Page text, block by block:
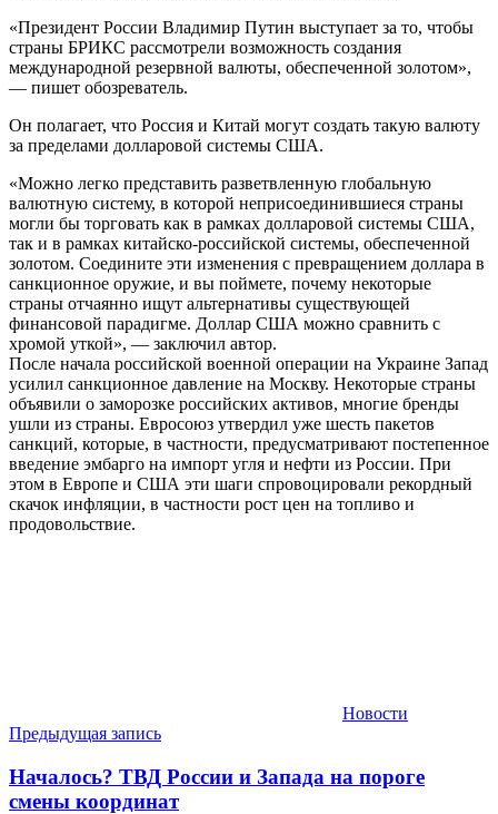
«Президент России Владимир Путин выступает за то, чтобы
страны БРИКС рассмотрели возможность создания
международной резервной валюты, обеспеченной золотом»,
— пишет обозреватель.
Он полагает, что Россия и Китай могут создать такую валюту
за пределами долларовой системы США.
«Можно легко представить разветвленную глобальную
валютную систему, в которой неприсоединившиеся страны
могли бы торговать как в рамках долларовой системы США,
так и в рамках китайско-российской системы, обеспеченной
золотом. Соедините эти изменения с превращением доллара в
санкционное оружие, и вы поймете, почему некоторые
страны отчаянно ищут альтернативы существующей
финансовой парадигме. Доллар США можно сравнить с
хромой уткой», — заключил автор.
После начала российской военной операции на Украине Запад
усилил санкционное давление на Москву. Некоторые страны
объявили о заморозке российских активов, многие бренды
ушли из страны. Евросоюз утвердил уже шесть пакетов
санкций, которые, в частности, предусматривают постепенное
введение эмбарго на импорт угля и нефти из России. При
этом в Европе и США эти шаги спровоцировали рекордный
скачок инфляции, в частности рост цен на топливо и
продовольствие.
Новости
Навигация
по
записям
Предыдущая запись
Началось? ТВД России и Запада на пороге
смены координат